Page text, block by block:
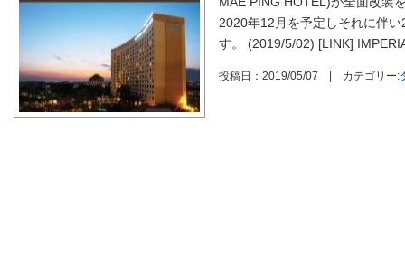
2020年12月を予定しそれに伴
す。 (2019/5/02) [LINK]
投稿日：2019/05/07 | カテゴリー: